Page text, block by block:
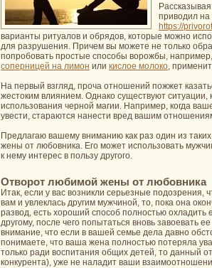
приводил на
https://
варианты ритуалов и обрядов, которые можно
для разрушения. Причем вы можете не только
попробовать простые способы ворожбы, например,
соперницей на лимон или кислое молоко ,
На первый взгляд, проча отношений пожжет
жестоким влиянием. Однако существуют ситуации,
использования черной магии. Например, когда
увести, стараются нанести вред вашим
Предлагаю вашему вниманию как раз один из
жены от любовника. Его может использовать
к нему интерес в пользу другого.
Отворот любимой жены от любовника
Итак, если у вас возникли серьезные подозрения,
вам и увлеклась другим мужчиной, то, пока она
развод, есть хороший способ полностью охладить
другому, после чего попытаться вновь завоевать
внимание, что если в вашей семье дела давно
понимаете, что ваша жена полностью потеряла
только ради воспитания общих детей, то данный
конкурента), уже не наладит ваши